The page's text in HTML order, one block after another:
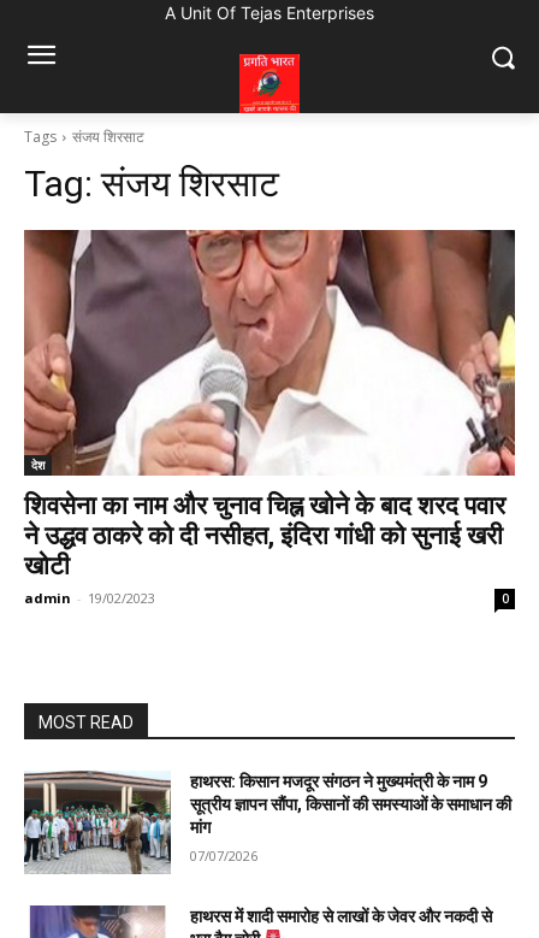
A Unit Of Tejas Enterprises
Tags संजय शिरसाट
Tag:संजय शिरसाट
देश
शिवसेना का नाम और चुनाव चिह्न खोने के बाद शरद पवार
ने उद्धव ठाकरे को दी नसीहत, इंदिरा गांधी को सुनाई खरी
खोटी
admin - 19/02/2023 0
MOST READ
हाथरस: किसान मजदूर संगठन ने मुख्यमंत्री के नाम 9
सूत्रीय ज्ञापन सौंपा, किसानों की समस्याओं के समाधान की
मांग
07/07/2026
हाथरस में शादी समारोह से लाखों के जेवर और नकदी से